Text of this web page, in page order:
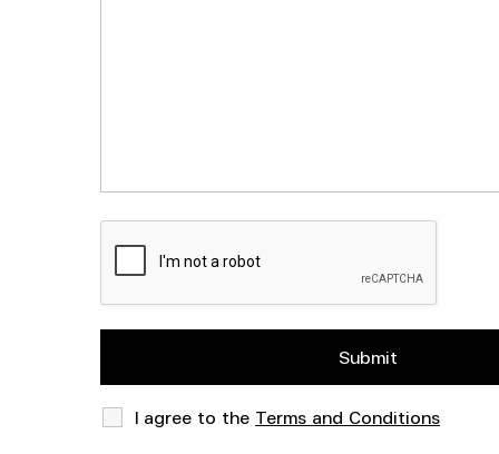
I agree to the Terms and Conditions